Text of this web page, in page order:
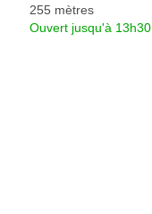
255 mètres
Ouvert jusqu'à 13h30